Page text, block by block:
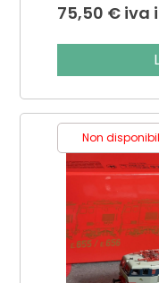
75,50 € iva
Non